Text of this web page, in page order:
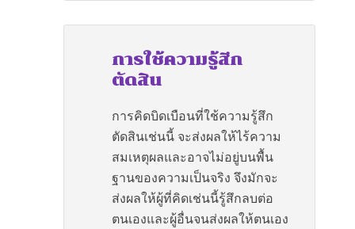
การใช้ความรู้สึก
ตัดสิน
การคิดบิดเบือนที่ใช้ความรู้สึก
ตัดสินเช่นนี้ จะส่งผลให้ไร้ความ
สมเหตุผลและอาจไม่อยู่บนพื้น
ฐานของความเป็นจริง จึงมักจะ
ส่งผลให้ผู้ที่คิดเช่นนี้รู้สึกลบต่อ
ตนเองและผู้อื่นจนส่งผลให้ตนเอง